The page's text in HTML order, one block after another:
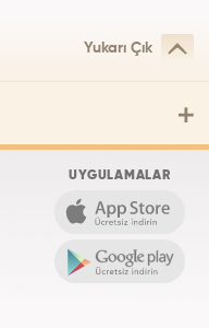
Yukarı Çık
UYGULAMALAR